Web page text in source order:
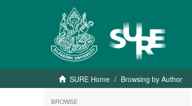
SURE Home Browsing by Author
BROWSE